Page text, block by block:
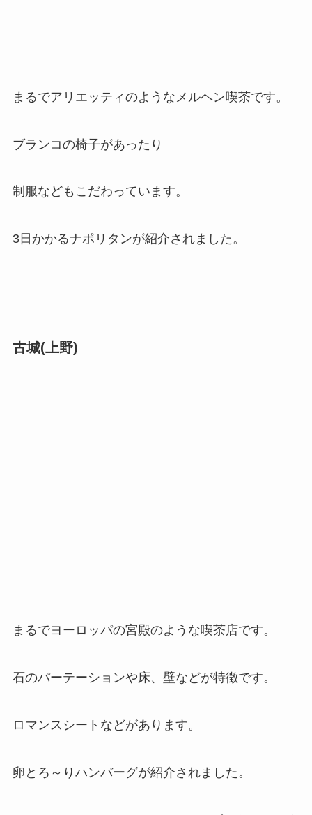
まるでアリエッティのようなメルヘン喫茶です。
ブランコの椅子があったり
制服などもこだわっています。
3日かかるナポリタンが紹介されました。
古城(上野)
まるでヨーロッパの宮殿のような喫茶店です。
石のパーテーションや床、壁などが特徴です。
ロマンスシートなどがあります。
卵とろ～りハンバーグが紹介されました。